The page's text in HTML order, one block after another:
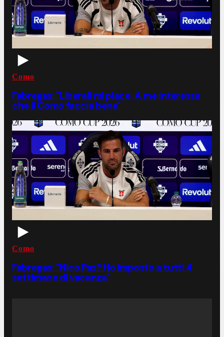
Como
Fabregas: "Liberali mi piace. A me interessa
che il Como faccia bene"
Como
Fabregas: "Nico Paz? Ho imposto a tutti 4
settimane di vacanza"